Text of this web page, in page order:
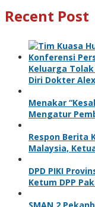
Recent Post
Keluarga
Diri Dokter
Menakar
Mengatur
Respon Berita
Malaysia,
DPD PIKI
Ketum DPP